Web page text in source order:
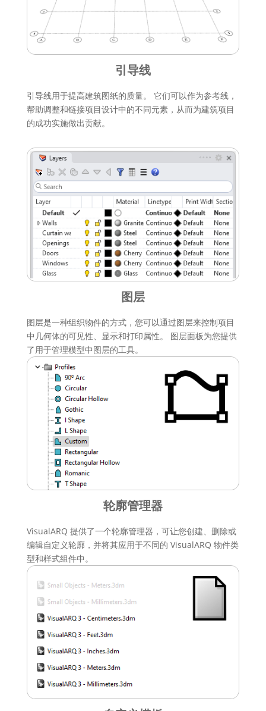
引导线
引导线用于提高建筑图纸的质量。 它们可以作为参考线，
帮助调整和链接项目设计中的不同元素，从而为建筑项目
的成功实施做出贡献。
图层
图层是一种组织物件的方式，您可以通过图层来控制项目
中几何体的可见性、显示和打印属性。 图层面板为您提供
了用于管理模型中图层的工具。
轮廓管理器
VisualARQ 提供了一个轮廓管理器，可让您创建、删除或
编辑自定义轮廓，并将其应用于不同的 VisualARQ 物件类
型和样式组件中。